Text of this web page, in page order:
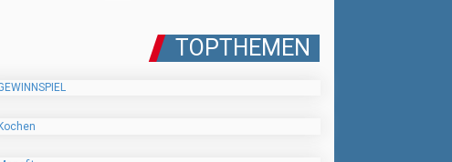
TOPTHEMEN